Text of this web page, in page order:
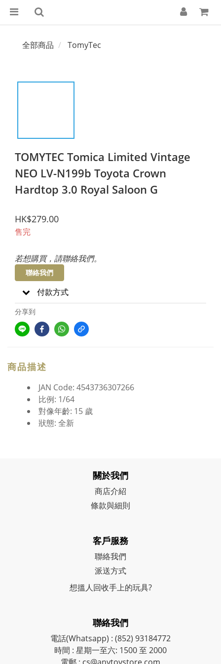
全部商品 TomyTec
TOMYTEC Tomica Limited Vintage
NEO LV-N199b Toyota Crown
Hardtop 3.0 Royal Saloon G
HK$279.00
售完
若想購買，請聯絡我們。
聯絡我們
付款方式
分享到
商品描述
JAN Code: 4543736307266
比例: 1/64
對像年齡: 15 歲
狀態: 全新
關於我們
商店介紹
條款與細則
客戶服務
聯絡我們
派送方式
想搵人回收手上的玩具?
聯絡我們
電話(Whatsapp) : (852) 93184772
時間 : 星期一至六: 1500 至 2000